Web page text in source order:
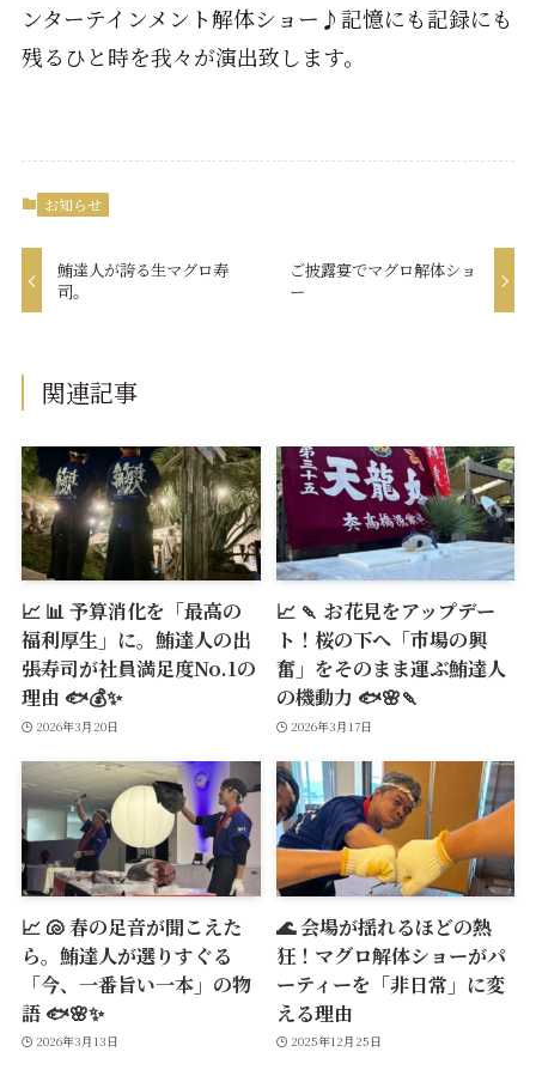
ンターテインメント解体ショー♪記憶にも記録にも
残るひと時を我々が演出致します。
お知らせ
鮪達人が誇る生マグロ寿
司。
ご披露宴でマグロ解体ショ
ー
関連記事
📈 📊 予算消化を「最高の
福利厚生」に。鮪達人の出
張寿司が社員満足度No.1の
理由 🐟💰✨
2026年3月20日
📈 🍡 お花見をアップデー
ト！桜の下へ「市場の興
奮」をそのまま運ぶ鮪達人
の機動力 🐟🌸🍡
2026年3月17日
📈 🐚 春の足音が聞こえた
ら。鮪達人が選りすぐる
「今、一番旨い一本」の物
語 🐟🌸✨
2026年3月13日
🌊 会場が揺れるほどの熱
狂！マグロ解体ショーがパ
ーティーを「非日常」に変
える理由
2025年12月25日